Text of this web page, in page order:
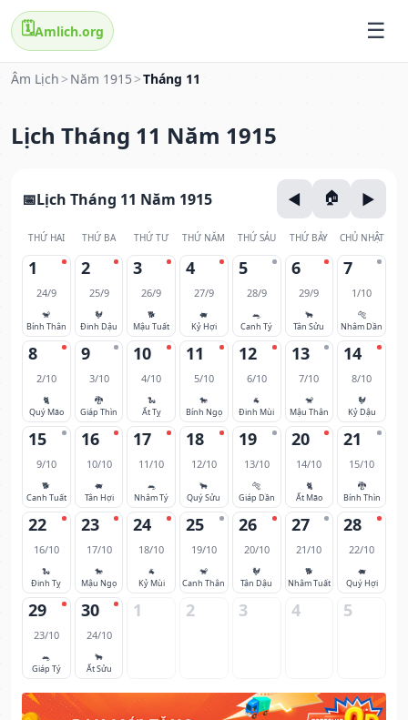
🗓️Amlich.org
Âm Lịch > Năm 1915 >Tháng 11
Lịch Tháng 11 Năm 1915
Lịch Tháng 11 Năm 1915
THỨ HAI THỨ BA THỨ TƯ THỨ NĂM THỨ SÁU THỨ BẢY CHỦ NHẬT
1
24/9
🐒
Bính Thân
2
25/9
🐓
Đinh Dậu
3
26/9
🐕
Mậu Tuất
4
27/9
🐖
Kỷ Hợi
5
28/9
🐀
Canh Tý
6
29/9
🐂
Tân Sửu
7
1/10
🐅
Nhâm Dần
8
2/10
🐈
Quý Mão
9
3/10
🐉
Giáp Thìn
10
4/10
🐍
Ất Tỵ
11
5/10
🐎
Bính Ngọ
12
6/10
🐐
Đinh Mùi
13
7/10
🐒
Mậu Thân
14
8/10
🐓
Kỷ Dậu
15
9/10
🐕
Canh Tuất
16
10/10
🐖
Tân Hợi
17
11/10
🐀
Nhâm Tý
18
12/10
🐂
Quý Sửu
19
13/10
🐅
Giáp Dần
20
14/10
🐈
Ất Mão
21
15/10
🐉
Bính Thìn
22
16/10
🐍
Đinh Tỵ
23
17/10
🐎
Mậu Ngọ
24
18/10
🐐
Kỷ Mùi
25
19/10
🐒
Canh Thân
26
20/10
🐓
Tân Dậu
27
21/10
🐕
Nhâm Tuất
28
22/10
🐖
Quý Hợi
29
23/10
🐀
Giáp Tý
30
24/10
🐂
Ất Sửu
1 2 3 4 5